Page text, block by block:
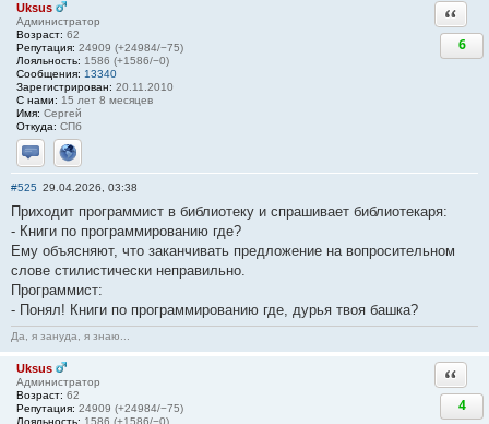
Uksus
Администратор
Возраст: 62
Репутация: 24909 (+24984/−75)
Лояльность: 1586 (+1586/−0)
Сообщения: 13340
Зарегистрирован: 20.11.2010
С нами: 15 лет 8 месяцев
Имя: Сергей
Откуда: СПб
Отправить личное сообщение
Сайт
6
#525 29.04.2026, 03:38
Приходит программист в библиотеку и спрашивает библиотекаря:
- Книги по программированию где?
Ему объясняют, что заканчивать предложение на вопросительном
слове стилистически неправильно.
Программист:
- Понял! Книги по программированию где, дурья твоя башка?
Да, я зануда, я знаю...
Uksus
Администратор
Возраст: 62
Репутация: 24909 (+24984/−75)
Лояльность: 1586 (+1586/−0)
4